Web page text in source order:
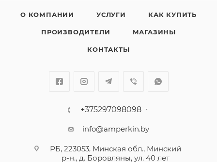
О КОМПАНИИ УСЛУГИ КАК КУПИТЬ
ПРОИЗВОДИТЕЛИ МАГАЗИНЫ
КОНТАКТЫ
+375297098098
info@amperkin.by
РБ, 223053, Минская обл., Минский
р-н., д. Боровляны, ул. 40 лет